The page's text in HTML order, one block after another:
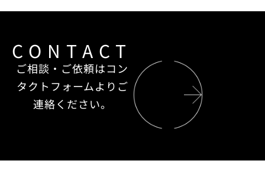
CONTACT
ご相談・ご依頼はコン
タクトフォームよりご
連絡ください。